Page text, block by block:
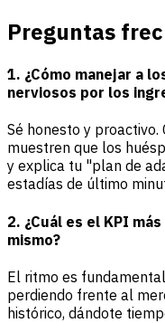
Preguntas
1. ¿Cómo manejar a
nerviosos por los
Sé honesto y
muestren que los
y explica tu "plan de
estadías de último
2. ¿Cuál es el KPI
mismo?
El ritmo es
perdiendo frente al
histórico, dándote